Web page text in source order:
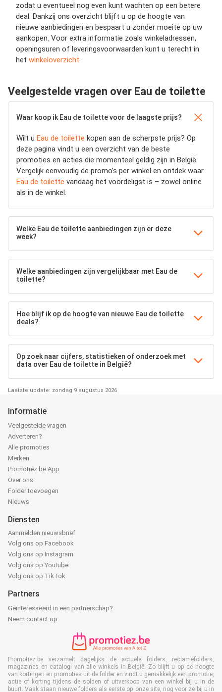
zodat u eventueel nog even kunt wachten op een betere
deal. Dankzij ons overzicht blijft u op de hoogte van
nieuwe aanbiedingen en bespaart u zonder moeite op uw
aankopen. Voor extra informatie zoals winkeladressen,
openingsuren of leveringsvoorwaarden kunt u terecht in
het winkeloverzicht
Veelgestelde vragen over Eau de toilette
Waar koop ik Eau de toilette voor de laagste prijs?
Wilt u Eau de toilette kopen aan de scherpste prijs? Op
deze pagina vindt u een overzicht van de beste
promoties en acties die momenteel geldig zijn in België.
Vergelijk eenvoudig de promo’s per winkel en ontdek waar
Eau de toilette vandaag het voordeligst is – zowel online
als in de winkel.
Welke Eau de toilette aanbiedingen zijn er deze
week?
Welke aanbiedingen zijn vergelijkbaar met Eau de
toilette?
Hoe blijf ik op de hoogte van nieuwe Eau de toilette
deals?
Op zoek naar cijfers, statistieken of onderzoek met
data over Eau de toilette in België?
Laatste update: zondag 9 augustus 2026
Informatie
Veelgestelde vragen
Adverteren?
Alle promoties
Merken
Promotiez.be App
Over ons
Folder toevoegen
Nieuws
Diensten
Aanmelden nieuwsbrief
Volg ons op Facebook
Volg ons op Instagram
Volg ons op Youtube
Volg ons op TikTok
Partners
Geïnteresseerd in een partnerschap?
Neem contact op
Promotiez.be verzamelt dagelijks de actuele folders, reclamefolders,
magazines en catalogi van alle winkels in België. Zo blijft u op de hoogte
van kortingen en promoties uit de folder en vindt u gemakkelijk een promotie,
actie of korting tijdens de solden of uitverkoop van een winkel bij u in de
buurt. Vaak staan nieuwe folders als eerste op onze site, nog voor ze bij u in